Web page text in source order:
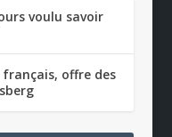
voulu savoir
offre des